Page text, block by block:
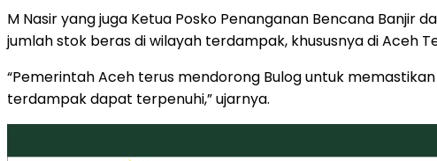
M Nasir yang juga Ketua Posko Penanganan Bencana
jumlah stok beras di wilayah terdampak, khususnya di Aceh
“Pemerintah Aceh terus mendorong Bulog untuk
terdampak dapat terpenuhi,” ujarnya.